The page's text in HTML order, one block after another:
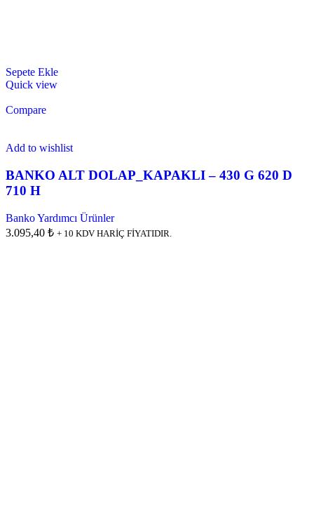
Sepete Ekle
Quick view
Compare
Add to wishlist
BANKO ALT DOLAP_KAPAKLI – 430 G 620 D
710 H
Banko Yardımcı Ürünler
3.095,40 ₺ + 10 KDV HARİÇ FİYATIDIR.